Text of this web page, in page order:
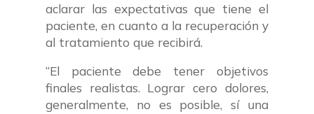
aclarar las expectativas que tiene el
paciente, en cuanto a la recuperación y
al tratamiento que recibirá.
“El paciente debe tener objetivos
finales realistas. Lograr cero dolores,
generalmente, no es posible, sí una